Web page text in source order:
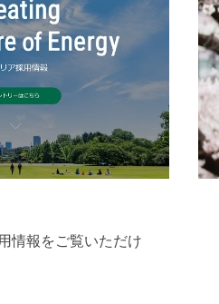
情報をご覧いただけ